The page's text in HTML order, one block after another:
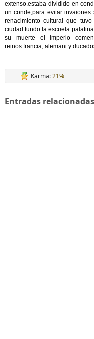
extenso.estaba dividido en
un conde,para evitar invaiones
renacimiento cultural que
ciudad fundo la escuela
su muerte el imperio
reinos:francia, alemani y
Karma:21%
Entradas